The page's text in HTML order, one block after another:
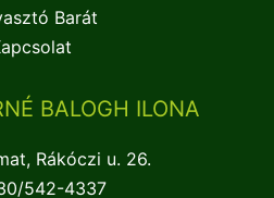
Barát
BALOGH ILONA
Rákóczi u. 26.
542-4337